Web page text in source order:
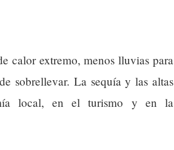
calor extremo, menos lluvias para
sobrellevar. La sequía y las altas
local, en el turismo y en la